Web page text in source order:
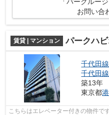
お問い合
賃貸 | マンション パークハ
千代田線
千代田線
築13年
東京都
こちらはエレベーター付きの物件で